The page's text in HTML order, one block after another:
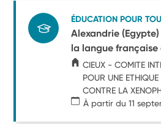
ÉDUCATION POUR
Alexandrie
la langue française
CIEUX - COMITE
POUR UNE ETHIQUE
CONTRE LA
À partir du 11